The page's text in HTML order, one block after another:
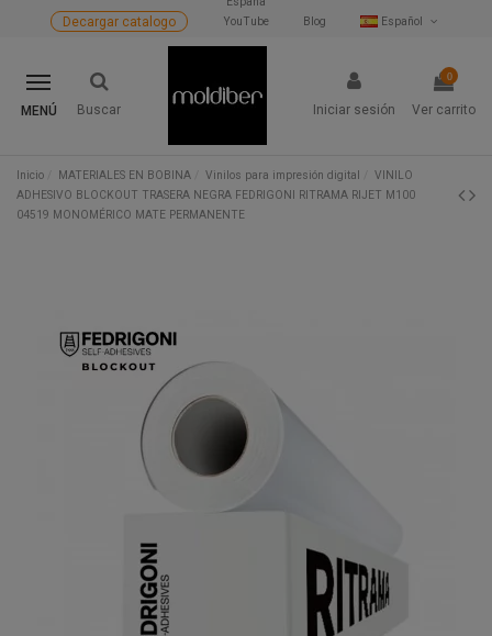
Español
Blog
YouTube
Decargar catalogo
MENÚ Buscar Iniciar sesión
0
Ver carrito
Inicio MATERIALES EN BOBINA Vinilos para impresión digital
VINILO
ADHESIVO BLOCKOUT TRASERA NEGRA FEDRIGONI RITRAMA RIJET M100
04519 MONOMÉRICO MATE PERMANENTE